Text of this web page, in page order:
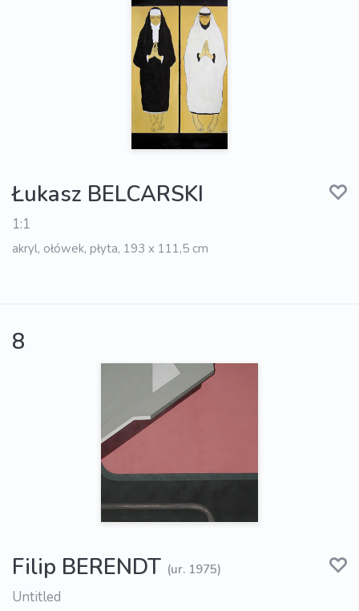
Łukasz BELCARSKI
1:1
akryl, ołówek, płyta, 193 x 111,5 cm
8
Filip BERENDT (ur. 1975)
Untitled